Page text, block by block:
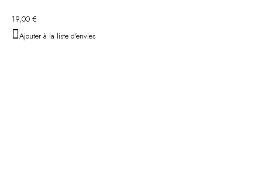
19,00 €
Ajouter à la liste d'envies